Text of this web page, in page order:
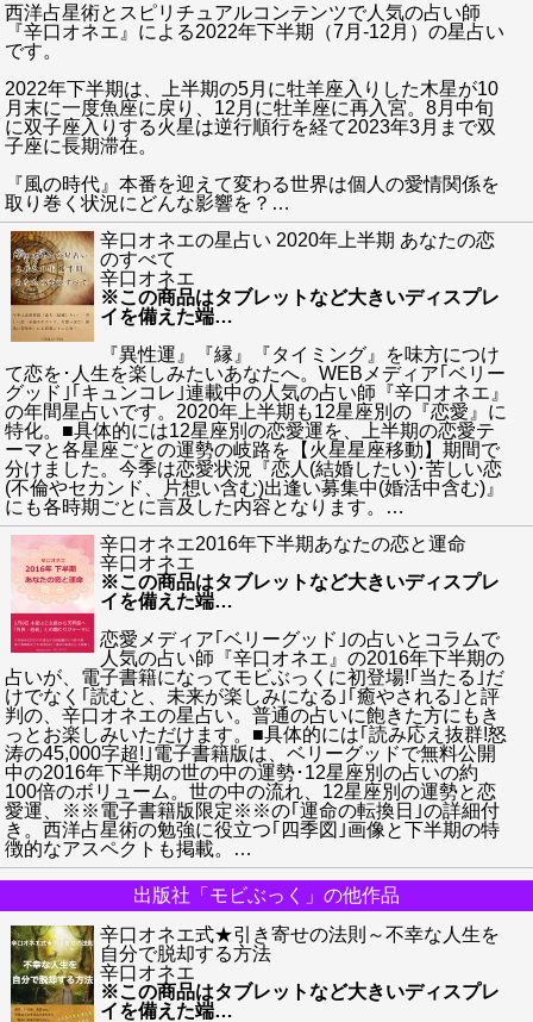
西洋占星術とスピリチュアルコンテンツで人気の占い師
『辛口オネエ』による2022年下半期（7月-12月）の星占い
です。
2022年下半期は、上半期の5月に牡羊座入りした木星が10
月末に一度魚座に戻り、12月に牡羊座に再入宮。8月中旬
に双子座入りする火星は逆行順行を経て2023年3月まで双
子座に長期滞在。
『風の時代』本番を迎えて変わる世界は個人の愛情関係を
取り巻く状況にどんな影響を？ …
辛口オネエの星占い 2020年上半期 あなたの恋
のすべて
辛口オネエ
※この商品はタブレットなど大きいディスプレ
イを備えた端…
『異性運』『縁』『タイミング』を味方につけ
て恋を･人生を楽しみたいあなたへ。WEBメディア｢ベリー
グッド｣｢キュンコレ｣連載中の人気の占い師『辛口オネエ』
の年間星占いです。2020年上半期も12星座別の『恋愛』に
特化。■具体的には12星座別の恋愛運を、上半期の恋愛テ
ーマと各星座ごとの運勢の岐路を【火星星座移動】期間で
分けました。今季は恋愛状況『恋人(結婚したい)･苦しい恋
(不倫やセカンド、片想い含む)出逢い募集中(婚活中含む)』
にも各時期ごとに言及した内容となります。
…
辛口オネエ2016年下半期あなたの恋と運命
辛口オネエ
※この商品はタブレットなど大きいディスプレ
イを備えた端…
恋愛メディア｢ベリーグッド｣の占いとコラムで
人気の占い師『辛口オネエ』の2016年下半期の
占いが、電子書籍になってモビぶっくに初登場!｢当たる｣だ
けでなく｢読むと、未来が楽しみになる｣｢癒やされる｣と評
判の、辛口オネエの星占い。普通の占いに飽きた方にもき
っとお楽しみいただけます。■具体的には｢読み応え抜群!怒
涛の45,000字超!｣電子書籍版は、ベリーグッドで無料公開
中の2016年下半期の世の中の運勢･12星座別の占いの約
100倍のボリューム。世の中の流れ、12星座別の運勢と恋
愛運、※※電子書籍版限定※※の｢運命の転換日｣の詳細付
き。西洋占星術の勉強に役立つ｢四季図｣画像と下半期の特
徴的なアスペクトも掲載。
…
出版社「モビぶっく」の他作品
辛口オネエ式★引き寄せの法則～不幸な人生を
自分で脱却する方法
辛口オネエ
※この商品はタブレットなど大きいディスプレ
イを備えた端…